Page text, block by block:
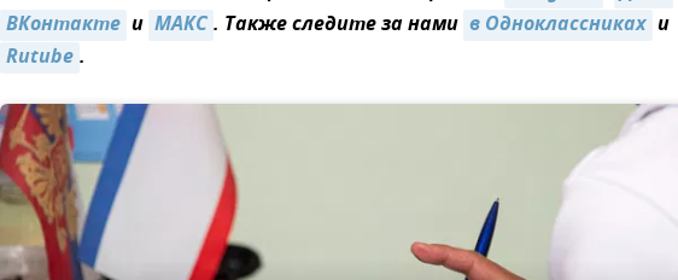
ВКонтакте и МАКС. Также следите за нами в Одноклассниках и
Rutube.